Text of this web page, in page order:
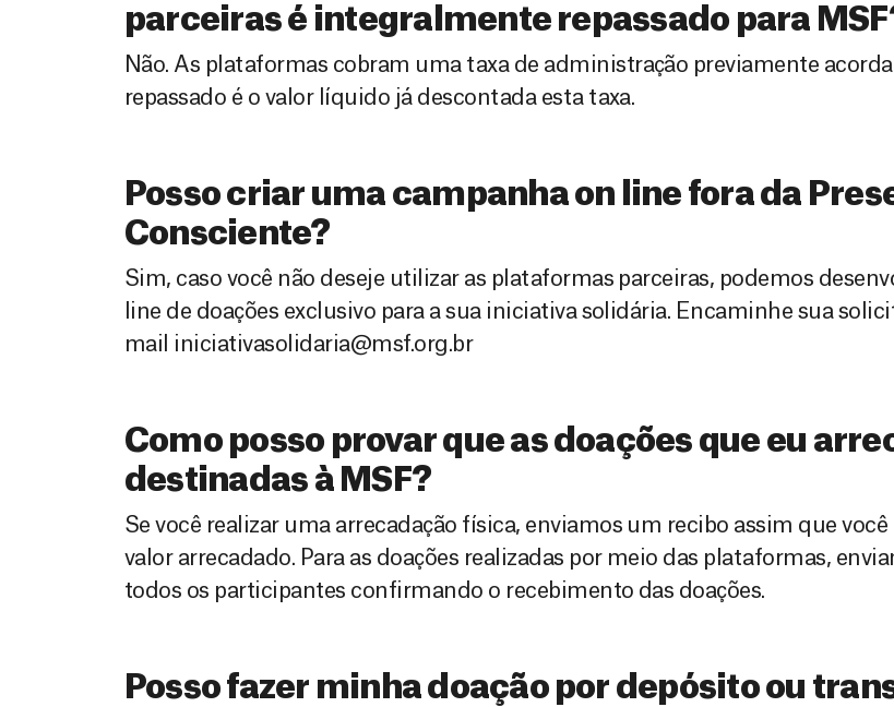
parceiras é integralmente repassado para
Não. As plataformas cobram uma taxa de administração previamente
repassado é o valor líquido já descontada esta taxa.
Posso criar uma campanha on line fora da
Consciente?
Sim, caso você não deseje utilizar as plataformas parceiras, podemos
line de doações exclusivo para a sua iniciativa solidária. Encaminhe sua
mail iniciativasolidaria@msf.org.br
Como posso provar que as doações que eu
destinadas à MSF?
Se você realizar uma arrecadação física, enviamos um recibo assim que
valor arrecadado. Para as doações realizadas por meio das plataformas,
todos os participantes confirmando o recebimento das doações.
Posso fazer minha doação por depósito ou